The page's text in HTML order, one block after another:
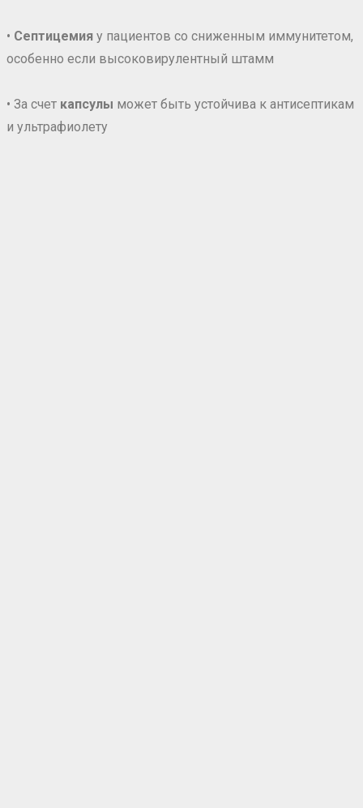
• Септицемия у пациентов со сниженным иммунитетом,
особенно если высоковирулентный штамм
• За счет капсулы может быть устойчива к антисептикам
и ультрафиолету